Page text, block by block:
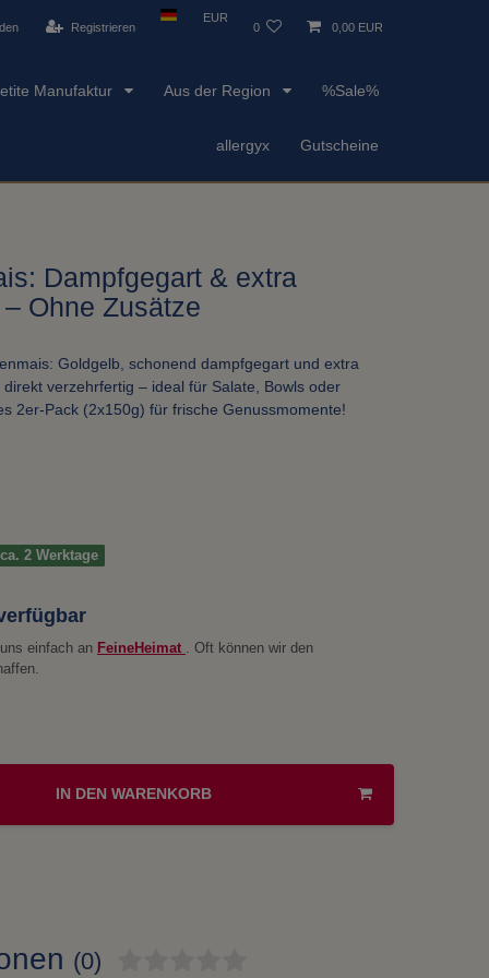
Registrieren
EUR
0 0,00 EUR
Manufaktur Aus der Region %Sale%
allergyx Gutscheine
Dampfgegart & extra
Ohne Zusätze
Goldgelb, schonend dampfgegart und extra
verzehrfertig – ideal für Salate, Bowls oder
2er-Pack (2x150g) für frische Genussmomente!
2 Werktage
einfach an FeineHeimat
. Oft können wir den
IN DEN WARENKORB
(0)